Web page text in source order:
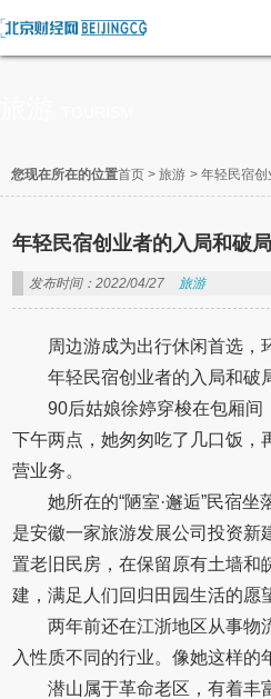
您现在所在的位置首页 > 旅游 > 年轻民宿创
年轻民宿创业者的入局和破局
发布时间：2022/04/27 旅游
周边游成为出行休闲首选，
年轻民宿创业者的入局和破
90后姑娘徐婷穿梭在包厢间
下午两点，她匆匆吃了几口饭，
营业务。
她所在的“陋室·邂逅”民宿坐
是安徽一家旅游发展公司投资新
置老旧民房，在保留原有土墙和
建，满足人们回归田园生活的愿
两年前还在江浙地区从事物
入性质不同的行业。像她这样的
潜山属于革命老区，有着丰